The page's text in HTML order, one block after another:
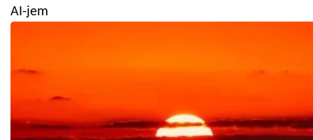
AI-jem